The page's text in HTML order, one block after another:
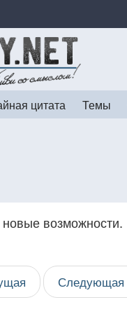
цитата Темы
возможности.
Следующая